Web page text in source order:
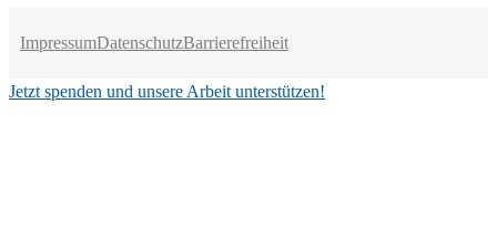
ImpressumDatenschutzBarrierefreiheit
Jetzt spenden und unsere Arbeit unterstützen!